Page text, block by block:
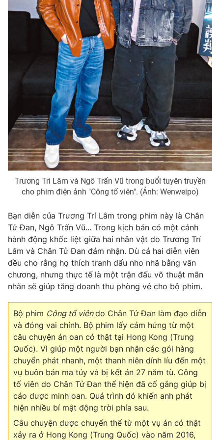
Photo Infographic
Shorts video
VTV Money VTV Thể thao
VTV Sức khoẻ Bất động sản
Thị trường 24h Tấm lòng Việt
VTV4 Vươn mình bằng AI
VTV9 VTV8
Liên hệ tòa soạn English
THỜI BÁO VTV
Theo dõi báo trên
Cơ quan chủ quản: Đài Truyền hình Việt Nam
Cơ quan báo chí:
Thời báo VTV
Giấy phép hoạt động báo in và báo điện tử số 483/GP-BTTTT
cấp ngày 29/12/2023
Tổng Biên tập:Vũ Thanh Thủy
Phó Tổng Biên tập:Nguyễn Thị Mỹ Hạnh, Phạm Quốc Thắng,
Nguyễn Trọng Ninh
Tổng đài VTV:024.38 355 931 - 024.38 355 932
Trương Trí Lâm và Ngô Trấn Vũ trong buổi tuyên truyền
cho phim điện ảnh "Công tố viên". (Ảnh: Wenweipo)
Bạn diễn của Trương Trí Lâm trong phim này là Chân
Tử Đan, Ngô Trấn Vũ... Trong kịch bản có một cảnh
hành động khốc liệt giữa hai nhân vật do Trương Trí
Lâm và Chân Tử Đan đảm nhận. Dù cả hai diễn viên
đều cho rằng họ thích tranh đấu nho nhã bằng văn
chương, nhưng thực tế là một trận đấu võ thuật mãn
nhãn sẽ giúp tăng doanh thu phòng vé cho bộ phim.
Bộ phim Công tố viêndo Chân Tử Đan làm đạo diễn
và đóng vai chính. Bộ phim lấy cảm hứng từ một
câu chuyện án oan có thật tại Hong Kong (Trung
Quốc). Vì giúp một người bạn nhận các gói hàng
chuyển phát nhanh, một thanh niên dính líu đến một
vụ buôn bán ma túy và bị kết án 27 năm tù. Công
tố viên do Chân Tử Đan thể hiện đã cố gắng giúp bị
cáo được minh oan. Quá trình đó khiến anh phát
hiện nhiều bí mật động trời phía sau.
Câu chuyện được chuyển thể từ một vụ án có thật
xảy ra ở Hong Kong (Trung Quốc) vào năm 2016,